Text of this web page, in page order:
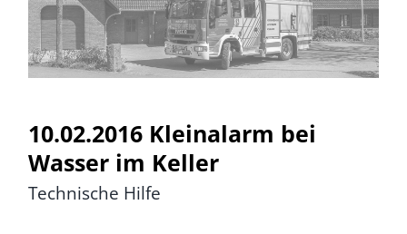
10.02.2016 Kleinalarm bei
Wasser im Keller
10.02.2016 Kleinalarm bei
Wasser im Keller
Technische Hilfe